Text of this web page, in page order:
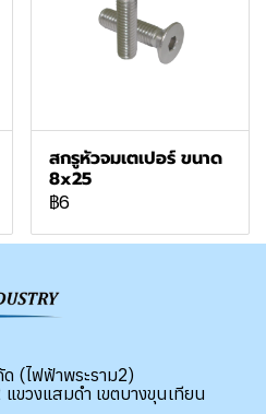
สกรูหัวจมเตเปอร์ ขนาด
8x25
฿6
(ไฟฟ้าพระราม2)
วงแสมดำ เขตบางขุนเทียน